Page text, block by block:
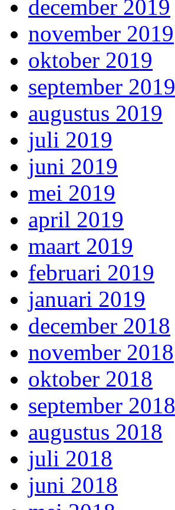
december 2019
november 2019
oktober 2019
september 2019
augustus 2019
juli 2019
juni 2019
mei 2019
april 2019
maart 2019
februari 2019
januari 2019
december 2018
november 2018
oktober 2018
september 2018
augustus 2018
juli 2018
juni 2018